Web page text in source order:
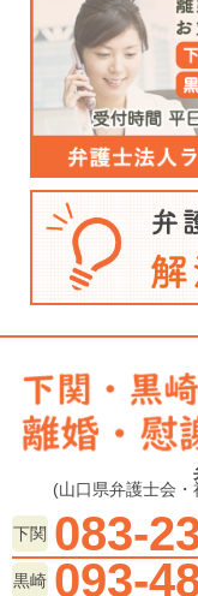
(山口県弁護士会
下関 083-
黒崎 093-